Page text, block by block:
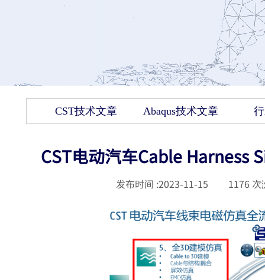
CST技术文章 Abaqus技术文章
CST电动汽车Cable Harness
发布时间 :2023-11-15 1176 次